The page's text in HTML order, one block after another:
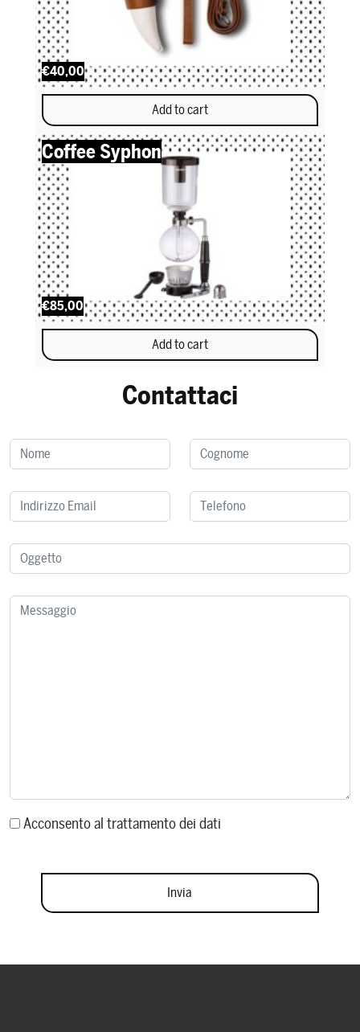
€40,00
Add to cart
Coffee Syphon
€85,00
Add to cart
Contattaci
Acconsento al trattamento dei dati